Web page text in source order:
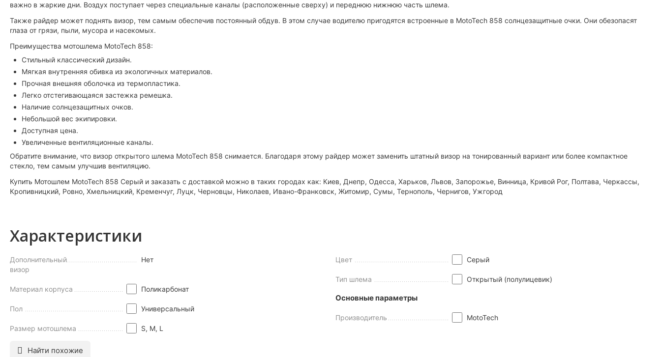
важно в жаркие дни. Воздух поступает через специальные каналы (расположенные сверху) и переднюю нижнюю часть шлема.
Также райдер может поднять визор, тем самым обеспечив постоянный обдув. В этом случае водителю пригодятся встроенные в MotoTech 858 солнцезащитные очки. Они обезопасят
глаза от грязи, пыли, мусора и насекомых.
Преимущества мотошлема MotoTech 858:
Стильный классический дизайн.
Мягкая внутренняя обивка из экологичных материалов.
Прочная внешняя оболочка из термопластика.
Легко отстегивающаяся застежка ремешка.
Наличие солнцезащитных очков.
Небольшой вес экипировки.
Доступная цена.
Увеличенные вентиляционные каналы.
Обратите внимание, что визор открытого шлема MotoTech 858 снимается. Благодаря этому райдер может заменить штатный визор на тонированный вариант или более компактное
стекло, тем самым улучшив вентиляцию.
Купить Мотошлем MotoTech 858 Серый и заказать с доставкой можно в таких городах как: Киев, Днепр, Одесса, Харьков, Львов, Запорожье, Винница, Кривой Рог, Полтава, Черкассы,
Кропивницкий, Ровно, Хмельницкий, Кременчуг, Луцк, Черновцы, Николаев, Ивано-Франковск, Житомир, Сумы, Тернополь, Чернигов, Ужгород
Характеристики
Дополнительный
визор
Нет
Материал корпуса Поликарбонат
Пол Универсальный
Размер мотошлема S, M, L
Цвет Серый
Тип шлема Открытый (полулицевик)
Основные параметры
Производитель MotoTech
Найти похожие